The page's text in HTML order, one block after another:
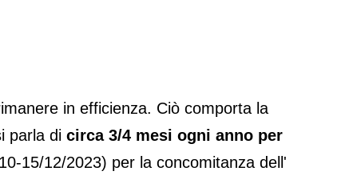
in efficienza. Ciò comporta la
parla di circa 3/4 mesi ogni anno per
15/12/2023) per la concomitanza dell'